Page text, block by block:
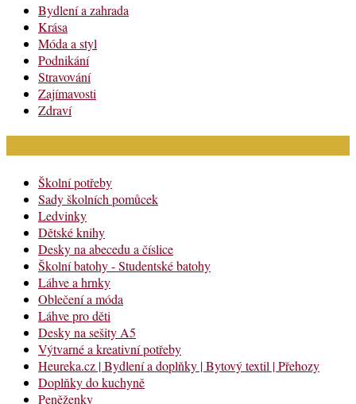
Bydlení a zahrada
Krása
Móda a styl
Podnikání
Stravování
Zajímavosti
Zdraví
Školní potřeby
Sady školních pomůcek
Ledvinky
Dětské knihy
Desky na abecedu a číslice
Školní batohy - Studentské batohy
Láhve a hrnky
Oblečení a móda
Láhve pro děti
Desky na sešity A5
Výtvarné a kreativní potřeby
Heureka.cz | Bydlení a doplňky | Bytový textil | Přehozy
Doplňky do kuchyně
Peněženky